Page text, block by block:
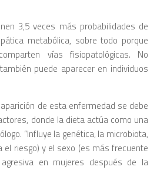
3,5 veces más probabilidades de
metabólica, sobre todo porque
vías fisiopatológicas. No
puede aparecer en individuos
de esta enfermedad se debe
donde la dieta actúa como una
“Influye la genética, la microbiota,
el riesgo) y el sexo (es más frecuente
en mujeres después de la